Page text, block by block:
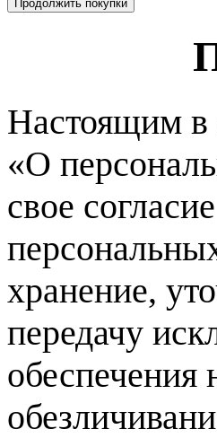
Настоящим в
«О
свое
хранение,
передачу
обеспечения